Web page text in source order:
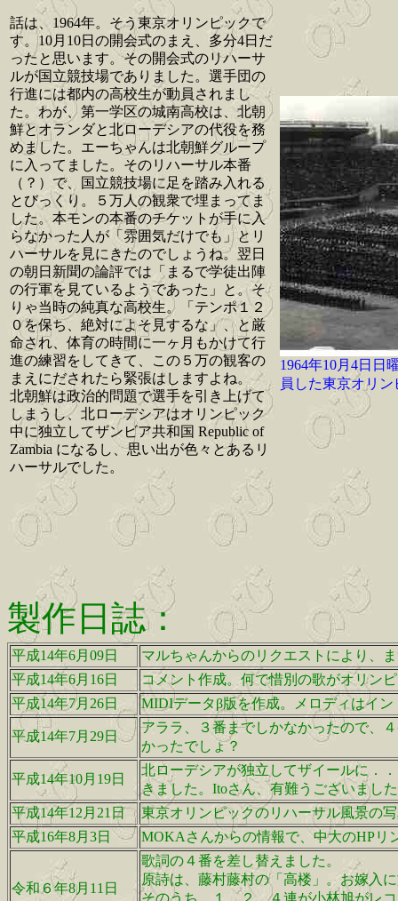
話は、1964年。そう東京オリンピックで
す。10月10日の開会式のまえ、多分4日だ
ったと思います。その開会式のリハーサ
ルが国立競技場でありました。選手団の
行進には都内の高校生が動員されまし
た。わが、第一学区の城南高校は、北朝
鮮とオランダと北ローデシアの代役を務
めました。エーちゃんは北朝鮮グループ
に入ってました。そのリハーサル本番
（？）で、国立競技場に足を踏み入れる
とびっくり。５万人の観衆で埋まってま
した。本モンの本番のチケットが手に入
らなかった人が「雰囲気だけでも」とリ
ハーサルを見にきたのでしょうね。翌日
の朝日新聞の論評では「まるで学徒出陣
の行軍を見ているようであった」と。そ
りゃ当時の純真な高校生。「テンポ１２
０を保ち、絶対によそ見するな」、と厳
命され、体育の時間に一ヶ月もかけて行
進の練習をしてきて、この５万の観客の
まえにだされたら緊張はしますよね。
北朝鮮は政治的問題で選手を引き上げて
しまうし、北ローデシアはオリンピック
中に独立してザンビア共和国 Republic of
Zambia になるし、思い出が色々とあるリ
ハーサルでした。
1964年10月4日日
員した東京オリ
製作日誌：
平成14年6月09日
マルちゃんからのリクエストにより、
平成14年6月16日
コメント作成。何で惜別の歌がオリン
平成14年7月26日
MIDIデータβ版を作成。メロディはイ
平成14年7月29日
アララ、３番までしかなかったので、
かったでしょ？
平成14年10月19日
北ローデシアが独立してザイールに．
きました。Itoさん、有難うございまし
平成14年12月21日
東京オリンピックのリハーサル風景の
平成16年8月3日
MOKAさんからの情報で、中大のHPリ
令和６年8月11日
歌詞の４番を差し替えました。
原詩は、藤村藤村の「高楼」。お嫁入